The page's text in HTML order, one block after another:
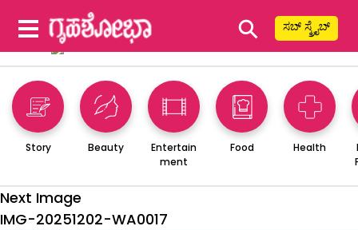
⚲ ಸಬ್ ಸ್ಕ್ರೈಬ್
Story Beauty
Entertain
ment
Food Health
Next Image
IMG-20251202-WA0017